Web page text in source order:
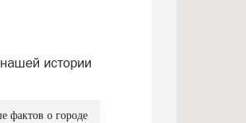
истории
фактов о городе